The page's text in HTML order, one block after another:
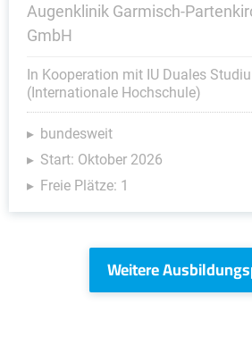
Augenklinik Garmisch-
GmbH
In Kooperation mit IU Duales
(Internationale Hochschule)
bundesweit
Start: Oktober 2026
Freie Plätze: 1
Weitere